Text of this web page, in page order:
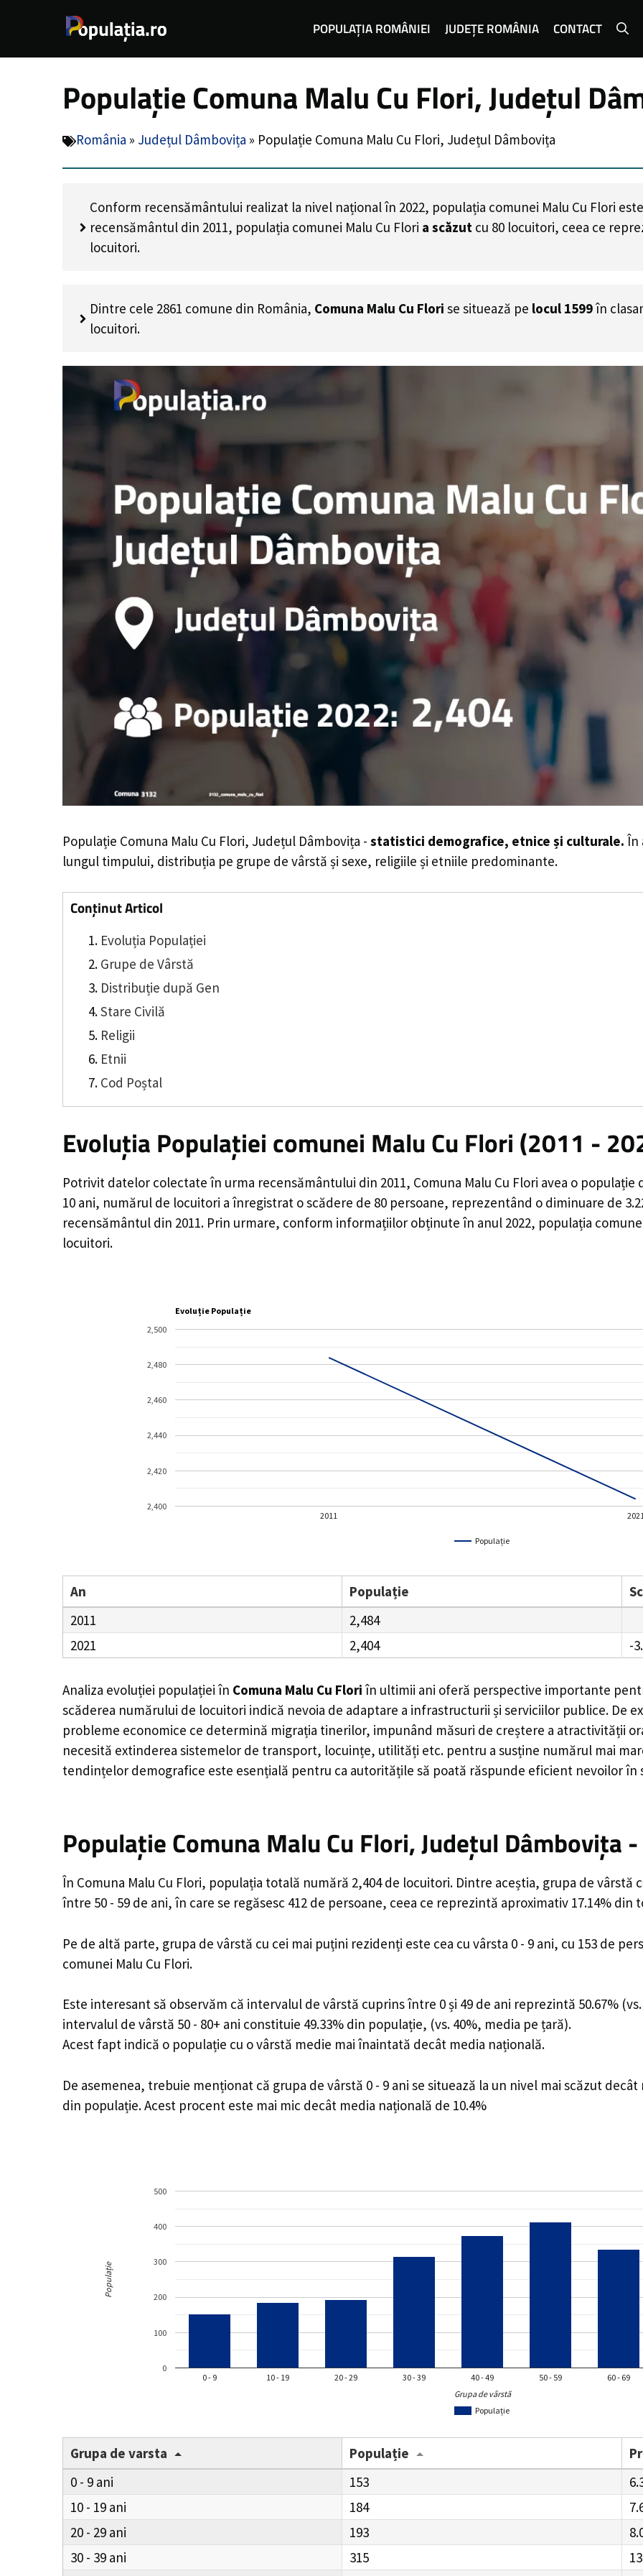
POPULAȚIA ROMÂNIEI JUDEȚE ROMÂNIA CONTACT
Populație Comuna Malu Cu Flori, Județul
România » Județul Dâmbovița » Populație Comuna Malu Cu Flori, Județul Dâmbovița
Conform recensământului realizat la nivel național în 2022, populația comunei Malu Cu Flori
recensământul din 2011, populația comunei Malu Cu Flori a scăzut cu 80 locuitori, ceea ce
locuitori.
Dintre cele 2861 comune din România, Comuna Malu Cu Flori se situează pe locul 1599în
locuitori.
Populație Comuna Malu Cu Flori, Județul Dâmbovița - statistici demografice, etnice și culturale. În
lungul timpului, distribuția pe grupe de vârstă și sexe, religiile și etniile predominante.
Conținut Articol
Evoluția Populației
Grupe de Vârstă
Distribuție după Gen
Stare Civilă
Religii
Etnii
Cod Poștal
Evoluția Populației comunei Malu Cu Flori (2011 -
Potrivit datelor colectate în urma recensământului din 2011, Comuna Malu Cu Flori avea o populație
10 ani, numărul de locuitori a înregistrat oscădere de 80 persoane, reprezentând o diminuare de
recensământul din 2011. Prin urmare, conform informațiilor obținute în anul 2022, populația
locuitori.
Evoluție Populație
Populație
2011 2021
2,400
2,420
2,440
2,460
2,480
2,500
An Populație
2011
2,484
2021
2,404 -
Analiza evoluției populației în Comuna Malu Cu Flori în ultimii ani oferă perspective importante
scăderea numărului de locuitori indică nevoia de adaptare a infrastructurii și serviciilor publice. De
probleme economice ce determină migrația tinerilor, impunând măsuri de creștere a atractivității
necesită extinderea sistemelor de transport, locuințe, utilități etc. pentru a susține numărul mai
tendințelor demografice este esențială pentru ca autoritățile să poată răspunde eficient nevoilor
Populație Comuna Malu Cu Flori, Județul Dâmbovița
În Comuna Malu Cu Flori, populația totală numără 2,404 de locuitori. Dintre aceștia, grupa de vârstă
între 50 - 59 de ani, în care se regăsesc 412 de persoane, ceea ce reprezintă aproximativ 17.14% din
Pe de altă parte, grupa de vârstă cu cei mai puțini rezidenți este cea cu vârsta 0 - 9 ani, cu 153 de
comunei Malu Cu Flori.
Este interesant să observăm că intervalul de vârstă cuprins între 0 și 49 de ani reprezintă 50.67%
intervalul de vârstă 50 - 80+ ani constituie 49.33% din populație, (vs. 40%, media pe țară).
Acest fapt indică o populație cu o vârstă medie mai înaintată decât media națională.
De asemenea, trebuie menționat că grupa de vârstă 0 - 9 ani se situează la un nivel mai scăzut
din populație. Acest procent este mai mic decât media națională de 10.4%
Populație
0 - 9 10 - 19 20 - 29 30 - 39 40 - 49 50 - 59 60 - 69
0
100
200
300
400
500
Grupa de vârstă
Populație
Grupa de varsta Populație
0 - 9
153
10 - 19
184
20 - 29
193
30 - 39
315